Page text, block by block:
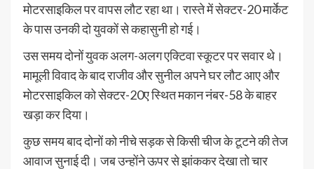
मोटरसाइकिल पर वापस लौट रहा था। रास्ते में सेक्टर-20 मार्केट
के पास उनकी दो युवकों से कहासुनी हो गई।
उस समय दोनों युवक अलग-अलग एक्टिवा स्कूटर पर सवार थे।
मामूली विवाद के बाद राजीव और सुनील अपने घर लौट आए और
मोटरसाइकिल को सेक्टर-20ए स्थित मकान नंबर-58 के बाहर
खड़ा कर दिया।
कुछ समय बाद दोनों को नीचे सड़क से किसी चीज के टूटने की तेज
आवाज सुनाई दी। जब उन्होंने ऊपर से झांककर देखा तो चार